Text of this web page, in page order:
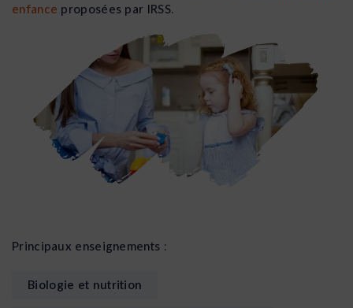
enfance proposées par IRSS.
Principaux enseignements :
Biologie et nutrition